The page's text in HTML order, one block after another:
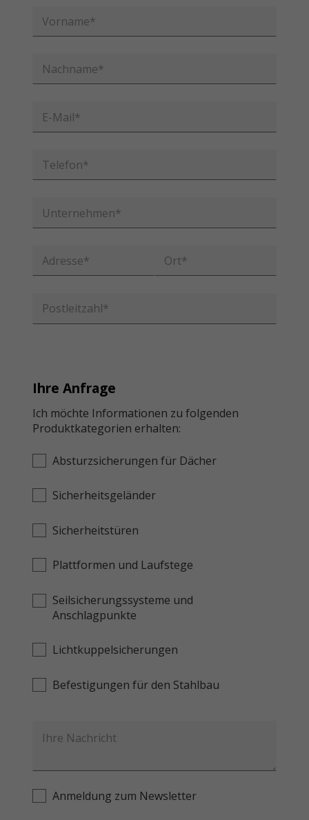
Ihre Anfrage
Ich möchte Informationen zu folgenden
Produktkategorien erhalten:
Absturzsicherungen für Dächer
Sicherheitsgeländer
Sicherheitstüren
Plattformen und Laufstege
Seilsicherungssysteme und
Anschlagpunkte
Lichtkuppelsicherungen
Befestigungen für den Stahlbau
Anmeldung zum Newsletter